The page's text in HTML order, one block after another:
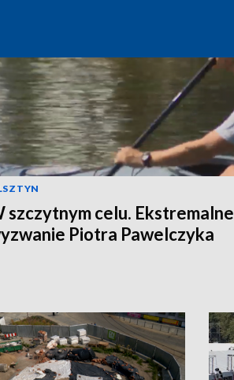
szczytnym celu. Ekstremalne
Piotra Pawelczyka